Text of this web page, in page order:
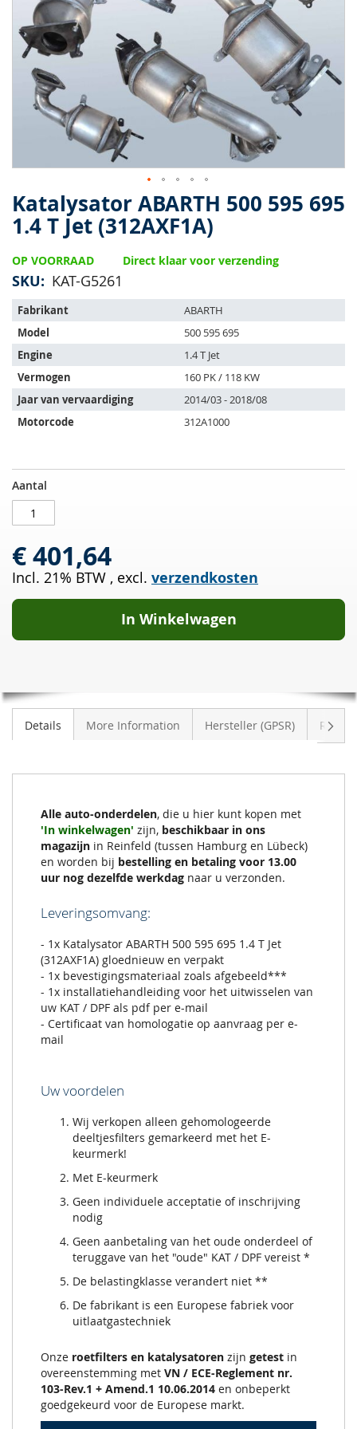
Katalysator ABARTH 500 595 695
1.4 T Jet (312AXF1A)
OP VOORRAAD
SKU KAT-G5261
Direct klaar voor verzending
Het
artikel
past
op
de
volgende
voertuigen:
Fabrikant
ABARTH
Model
500 595 695
Engine
1.4 T Jet
Vermogen
160 PK / 118 KW
Jaar van vervaardiging
2014/03 - 2018/08
Motorcode
312A1000
Katalysator
ABARTH
695
1.4
T
Jet
OP
VOORRAAD
Aantal
€ 401,64
Incl. 21% BTW , excl. verzendkosten
In Winkelwagen
de
afbeeldingen-
gallerij
Ga
naar
het
van
de
gallerij
Details More Information Hersteller (GPSR)
Alle auto-onderdelen, die u hier kunt kopen met
'In winkelwagen' zijn, beschikbaar in ons
magazijn in Reinfeld (tussen Hamburg en Lübeck)
en worden bij bestelling en betaling voor 13.00
uur nog dezelfde werkdag naar u verzonden.
Leveringsomvang:
- 1x Katalysator ABARTH 500 595 695 1.4 T Jet
(312AXF1A) gloednieuw en verpakt
- 1x bevestigingsmateriaal zoals afgebeeld***
- 1x installatiehandleiding voor het uitwisselen van
uw KAT / DPF als pdf per e-mail
- Certificaat van homologatie op aanvraag per e-
mail
Uw voordelen
Wij verkopen alleen gehomologeerde
deeltjesfilters gemarkeerd met het E-
keurmerk!
Met E-keurmerk
Geen individuele acceptatie of inschrijving
nodig
Geen aanbetaling van het oude onderdeel of
teruggave van het "oude" KAT / DPF vereist *
De belastingklasse verandert niet **
De fabrikant is een Europese fabriek voor
uitlaatgastechniek
Onze roetfilters en katalysatoren zijn getest in
overeenstemming met VN / ECE-Reglement nr.
103-Rev.1 + Amend.1 10.06.2014 en onbeperkt
goedgekeurd voor de Europese markt.